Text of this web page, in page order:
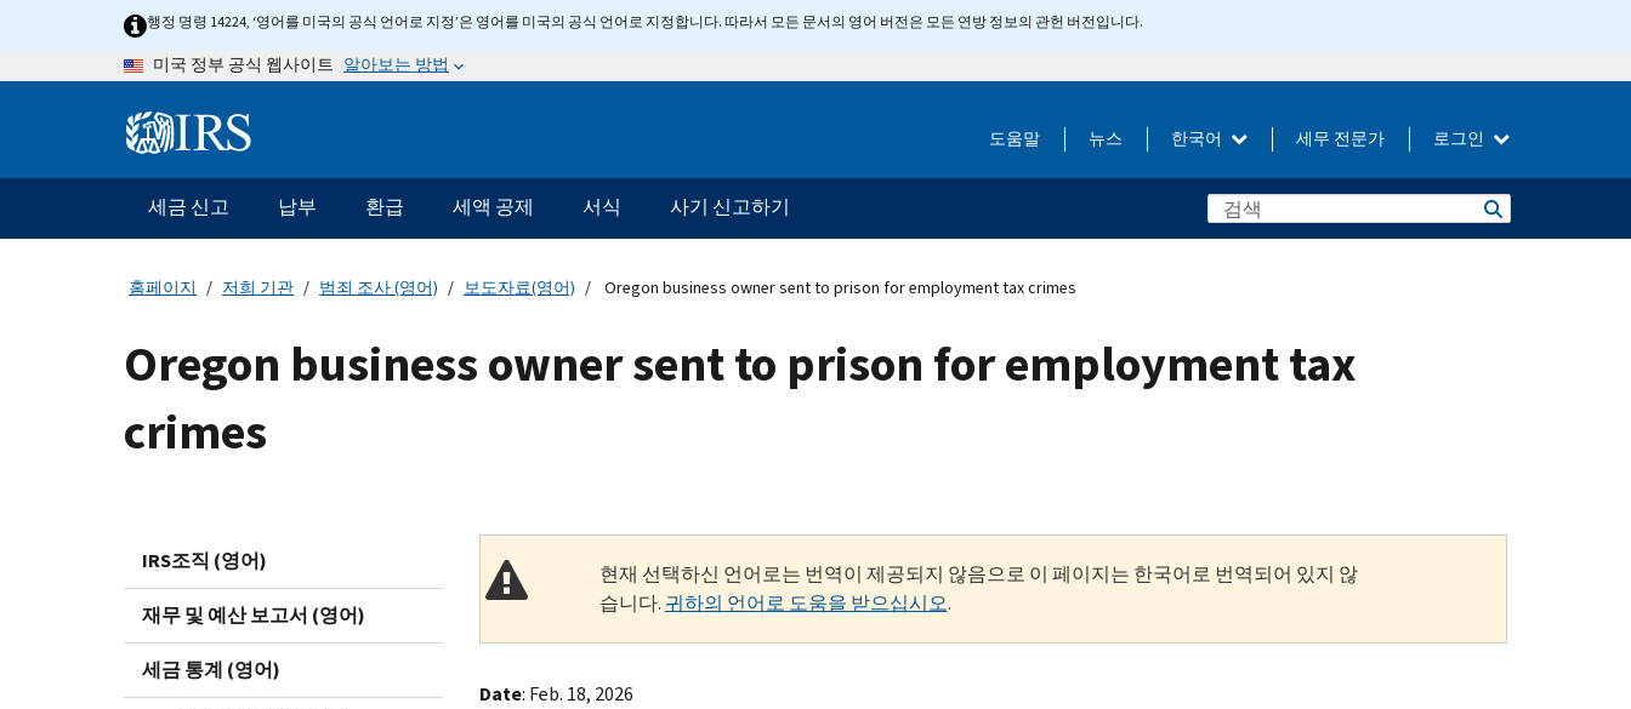
행정 명령 14224, ‘영어를 미국의 공식 언어로 지정’은 영어를 미국의 공식 언어로 지정합니다. 따라서 모든 문서의 영어 버전은 모든 연방 정보의 관헌 버전입니다.
미국 정부 공식 웹사이트 알아보는 방법
Information 도움말 뉴스 한국어 세무 전문가 로그인
메
인
네
게
이
바
세금 신고 납부 환급 세액 공제 서식 사기 신고하기
홈페이지 저희 기관 범죄 조사 (영어) 보도자료(영어) Oregon business owner sent to prison for employment tax crimes
Oregon business owner sent to prison for employment tax
crimes
IRS조직 (영어)
재무 및 예산 보고서 (영어)
세금 통계 (영어)
현재 선택하신 언어로는 번역이 제공되지 않음으로 이 페이지는 한국어로 번역되어 있지 않
습니다. 귀하의 언어로 도움을 받으십시오.
Date: Feb. 18, 2026